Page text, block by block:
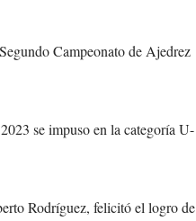
Campeonato de Ajedrez
se impuso en la categoría U-
Rodríguez, felicitó el logro de